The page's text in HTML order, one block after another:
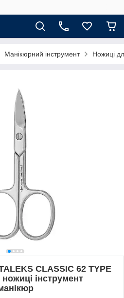
Манікюрний інструмент Ножиці
CLASSIC 62 TYPE
інструмент